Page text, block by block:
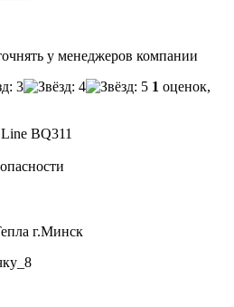
у менеджеров компании
1 оценок,
BQ311
г.Минск